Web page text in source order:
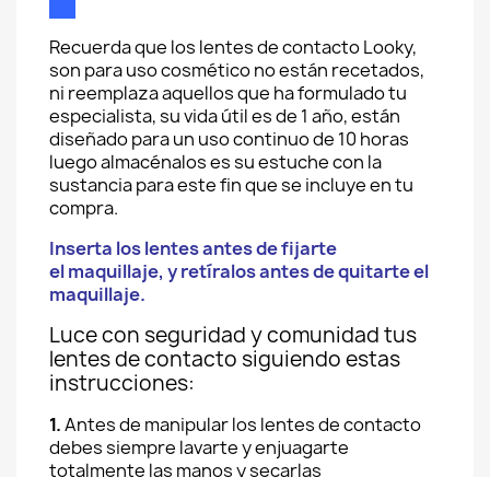
Recuerda que los lentes de contacto Looky,
son para uso cosmético no están recetados,
ni reemplaza aquellos que ha formulado tu
especialista, su vida útil es de 1 año, están
diseñado para un uso continuo de 10 horas
luego almacénalos es su estuche con la
sustancia para este fin que se incluye en tu
compra.
Inserta los lentes antes de fijarte
el maquillaje, y retíralos antes de quitarte el
maquillaje.
Luce con seguridad y comunidad tus
lentes de contacto siguiendo estas
instrucciones:
1.Antes de manipular los lentes de contacto
debes siempre lavarte y enjuagarte
totalmente las manos y secarlas